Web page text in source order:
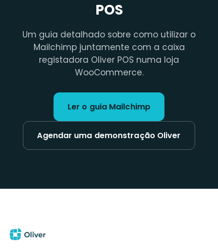
POS
Um guia detalhado sobre como utilizar o
Mailchimp juntamente com a caixa
registadora Oliver POS numa loja
WooCommerce.
Ler o guia Mailchimp
Agendar uma demonstração Oliver